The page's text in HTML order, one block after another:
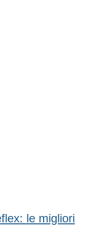
le migliori